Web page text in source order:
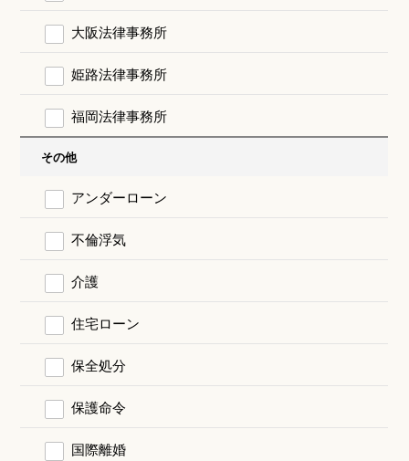
大阪法律事務所
姫路法律事務所
福岡法律事務所
その他
アンダーローン
不倫浮気
介護
住宅ローン
保全処分
保護命令
国際離婚